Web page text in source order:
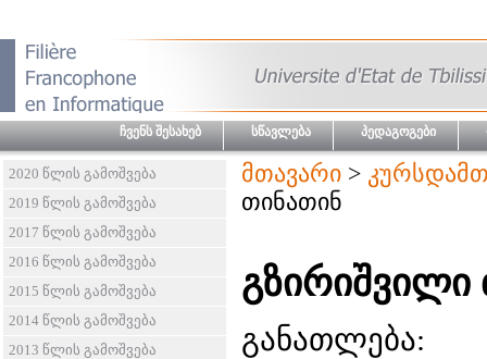
ჩვენს შესახებ სწავლება პედაგოგები
2020 წლის გამოშვება
2019 წლის გამოშვება
2017 წლის გამოშვება
2016 წლის გამოშვება
2015 წლის გამოშვება
2014 წლის გამოშვება
2013 წლის გამოშვება
მთავარი >
თინათინ
გზირიშვილი
განათლება: